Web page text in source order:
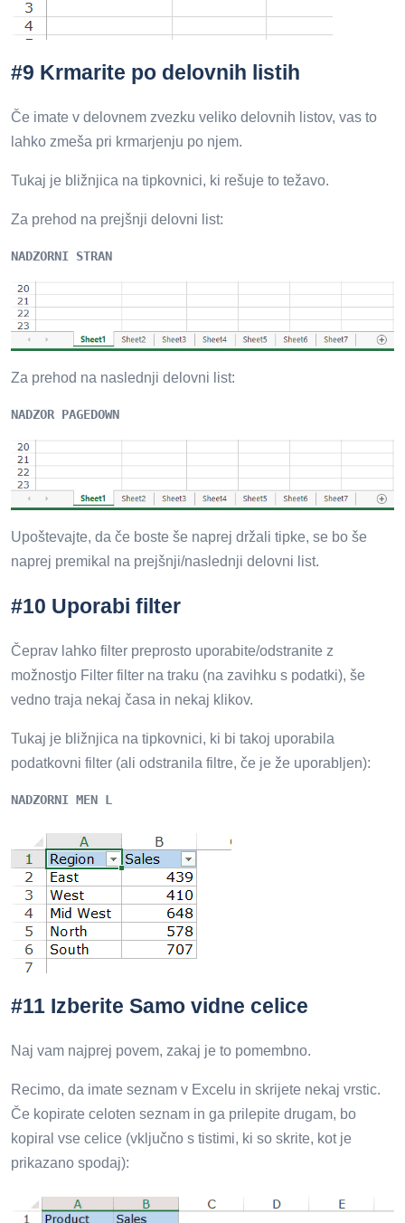
#9 Krmarite po delovnih listih
Če imate v delovnem zvezku veliko delovnih listov, vas to
lahko zmeša pri krmarjenju po njem.
Tukaj je bližnjica na tipkovnici, ki rešuje to težavo.
Za prehod na prejšnji delovni list:
NADZORNI STRAN
Za prehod na naslednji delovni list:
NADZOR PAGEDOWN
Upoštevajte, da če boste še naprej držali tipke, se bo še
naprej premikal na prejšnji/naslednji delovni list.
#10 Uporabi filter
Čeprav lahko filter preprosto uporabite/odstranite z
možnostjo Filter filter na traku (na zavihku s podatki), še
vedno traja nekaj časa in nekaj klikov.
Tukaj je bližnjica na tipkovnici, ki bi takoj uporabila
podatkovni filter (ali odstranila filtre, če je že uporabljen):
NADZORNI MEN L
#11 Izberite Samo vidne celice
Naj vam najprej povem, zakaj je to pomembno.
Recimo, da imate seznam v Excelu in skrijete nekaj vrstic.
Če kopirate celoten seznam in ga prilepite drugam, bo
kopiral vse celice (vključno s tistimi, ki so skrite, kot je
prikazano spodaj):